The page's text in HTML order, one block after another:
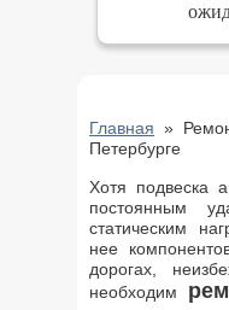
Главная »
Петербурге
Хотя подвеска
постоянным
статическим
нее
дорогах,
необходим